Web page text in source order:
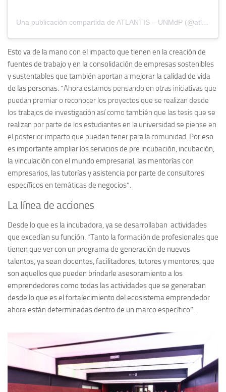
Una publicación compartida de ATLANTIS – UNMdP (@atlantisunmdp)
Esto va de la mano con el impacto que tienen en la creación de
fuentes de trabajo y en la consolidación de empresas sostenibles
y sustentables que también aportan a mejorar la calidad de vida
de las personas. “Ahora estamos pensando en otras iniciativas que
puedan premiar o reconocer los proyectos que se realizan desde
los trabajos de investigación así como también que las tesis que se
realizan por parte de los estudiantes en la universidad se piense en
el posterior impacto que pueden tener para la comunidad. Por eso
es importante ampliar los servicios de pre incubación, incubación,
la vinculación con el mundo empresarial, las mentorías con
empresarios, las tutorías y asistencia por parte de consultores
específicos en temáticas de negocios”.
La línea de acciones
Desde lo que es la incubadora, ya se desarrollaban actividades
que excedían su función. “Tanto la formación de profesionales que
tienen que ver con un programa de generación de nuevos
talentos, ya sean docentes, facilitadores, tutores y mentores, que
son aquellos que pueden brindarle asesoramiento a los
emprendedores como todas las actividades que se generaban
desde lo que es el fortalecimiento del ecosistema emprendedor
ahora están determinadas dentro de un marco específico”.